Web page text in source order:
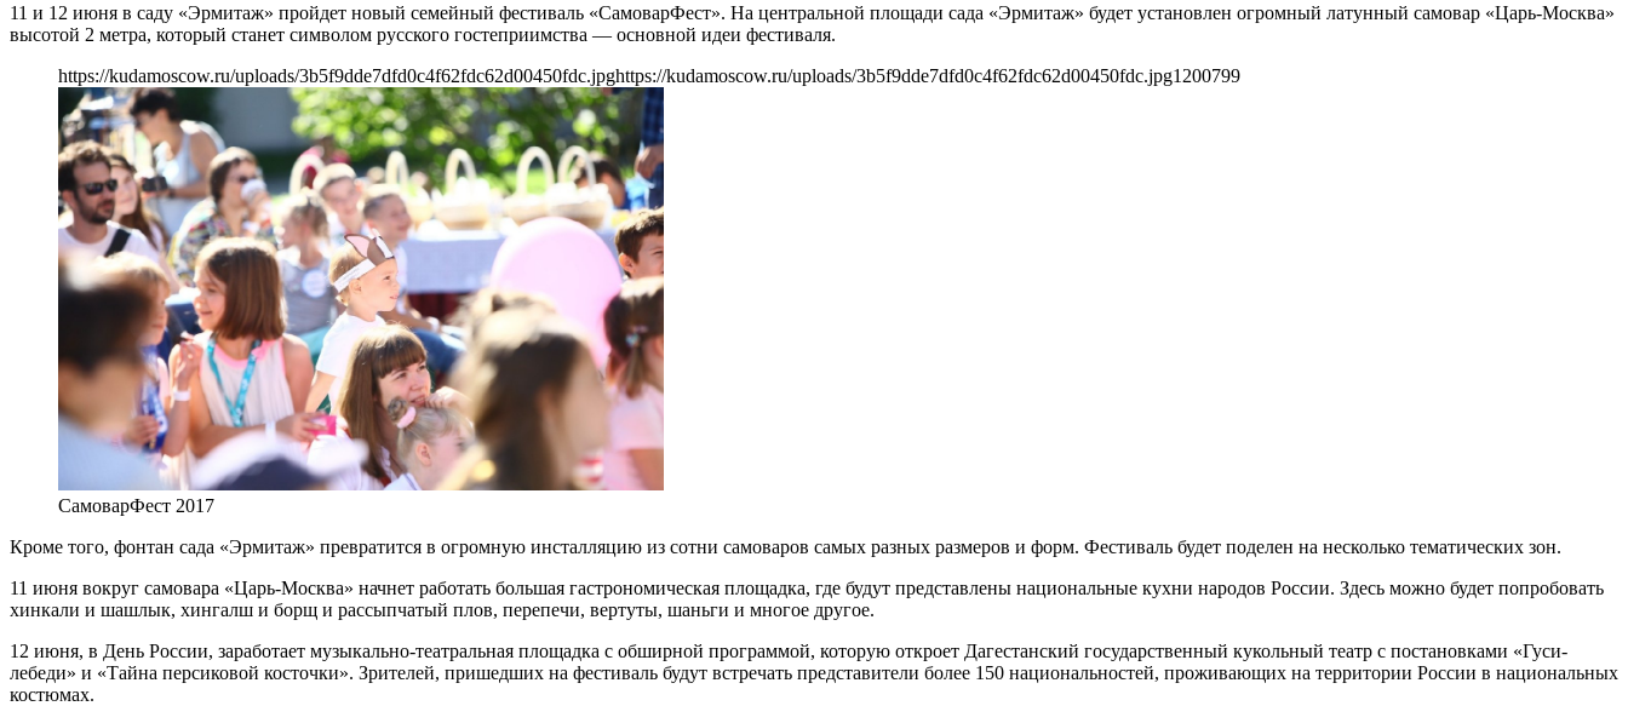
11 и 12 июня в саду «Эрмитаж» пройдет новый семейный фестиваль «СамоварФест». На центральной площади сада «Эрмитаж» будет установлен огромный латунный самовар «Царь-Москва»
высотой 2 метра, который станет символом русского гостеприимства — основной идеи фестиваля.
https://kudamoscow.ru/uploads/3b5f9dde7dfd0c4f62fdc62d00450fdc.jpghttps://kudamoscow.ru/uploads/3b5f9dde7dfd0c4f62fdc62d00450fdc.jpg1200799
СамоварФест 2017
Кроме того, фонтан сада «Эрмитаж» превратится в огромную инсталляцию из сотни самоваров самых разных размеров и форм. Фестиваль будет поделен на несколько тематических зон.
11 июня вокруг самовара «Царь-Москва» начнет работать большая гастрономическая площадка, где будут представлены национальные кухни народов России. Здесь можно будет попробовать
хинкали и шашлык, хингалш и борщ и рассыпчатый плов, перепечи, вертуты, шаньги и многое другое.
12 июня, в День России, заработает музыкально-театральная площадка с обширной программой, которую откроет Дагестанский государственный кукольный театр с постановками «Гуси-
лебеди» и «Тайна персиковой косточки». Зрителей, пришедших на фестиваль будут встречать представители более 150 национальностей, проживающих на территории России в национальных
костюмах.